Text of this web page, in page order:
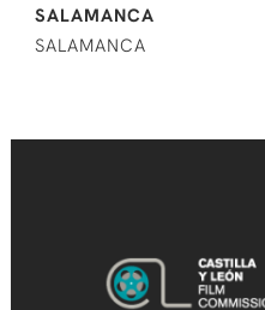
SALAMANCA
SALAMANCA